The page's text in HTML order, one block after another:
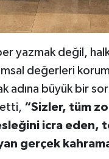
yazmak değil,
değerleri
adına büyük bir
“Sizler, tüm
icra eden,
gerçek